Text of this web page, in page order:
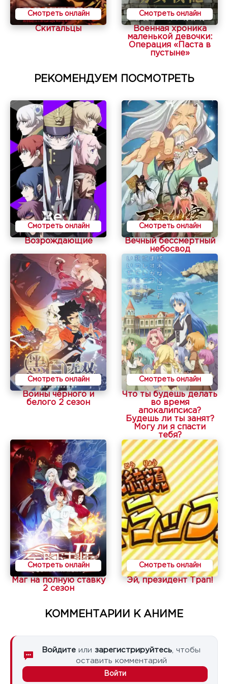
Смотреть онлайн
Скитальцы
Смотреть онлайн
Военная хроника
маленькой девочки:
Операция «Паста в
пустыне»
РЕКОМЕНДУЕМ ПОСМОТРЕТЬ
Смотреть онлайн
Возрождающие
Смотреть онлайн
Вечный бессмертный
небосвод
Смотреть онлайн
Воины чёрного и
белого 2 сезон
Смотреть онлайн
Что ты будешь делать
во время
апокалипсиса?
Будешь ли ты занят?
Могу ли я спасти
тебя?
Смотреть онлайн
Маг на полную ставку
2 сезон
Смотреть онлайн
Эй, президент Трап!
КОММЕНТАРИИ К АНИМЕ
Войдите или зарегистрируйтесь , чтобы
оставить комментарий
Войти